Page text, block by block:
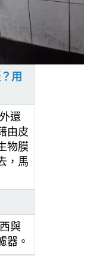
用
還
由皮
物膜
，馬
與
器。